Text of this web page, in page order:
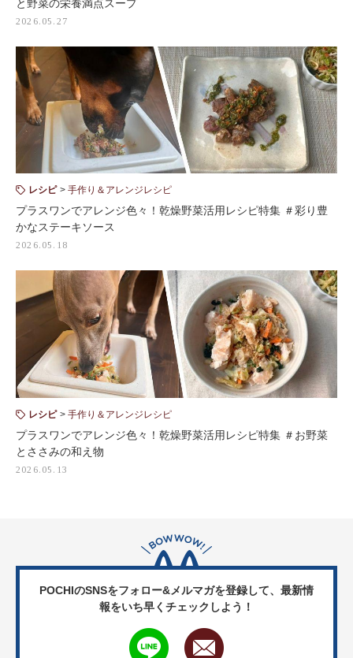
と野菜の栄養満点スープ
2026.05.27
レシピ 手作り＆アレンジレシピ
プラスワンでアレンジ色々！乾燥野菜活用レシピ特集 ＃彩り豊
かなステーキソース
2026.05.18
レシピ 手作り＆アレンジレシピ
プラスワンでアレンジ色々！乾燥野菜活用レシピ特集 ＃お野菜
とささみの和え物
2026.05.13
POCHIのSNSをフォロー&メルマガを登録して、 最新情
報をいち早くチェックしよう！